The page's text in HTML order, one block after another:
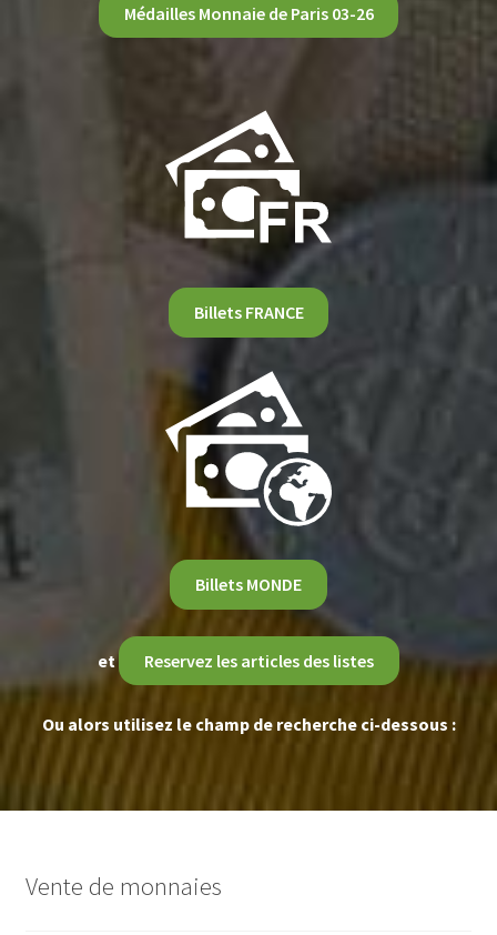
Médailles Monnaie de Paris 03-26
Billets FRANCE
Billets MONDE
et Reservez les articles des listes
Ou alors utilisez le champ de recherche ci-dessous :
Vente de monnaies